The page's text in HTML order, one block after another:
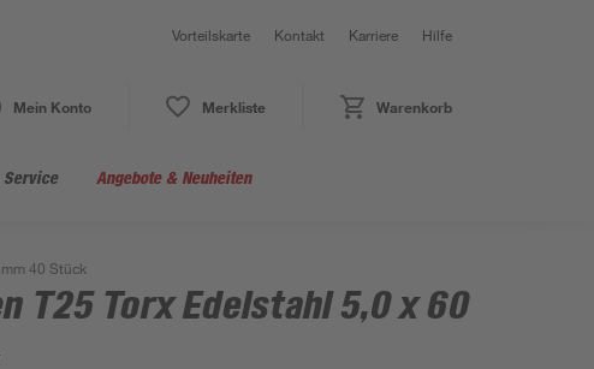
Vorteilskarte Kontakt Karriere Hilfe
Mein Konto Merkliste Warenkorb
Service Angebote & Neuheiten
40 Stück
T25 Torx Edelstahl 5,0 x 60